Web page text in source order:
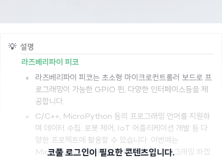
코풀 로그인이 필요한 콘텐츠입니다.
💡 설명
라즈베리파이 피코
라즈베리파이 피코는 초소형 마이크로컨트롤러 보드로 프
로그래밍이 가능한 GPIO 핀, 다양한 인터페이스등을 제
공합니다.
C/C++, MicroPython 등의 프로그래밍 언어를 지원하
며 데이터 수집, 로봇 제어, IoT 어플리케이션 개발 등 다
양한 프로젝트에 활용할 수 있습니다. 이번에는
MicroPython을 사용하여 파이썬으로 프로그래밍 하겠